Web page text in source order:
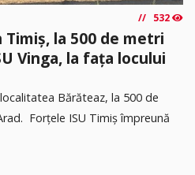
532
la 500 de metri
Vinga, la fața locului
Bărăteaz, la 500 de
Forțele ISU Timiș împreună